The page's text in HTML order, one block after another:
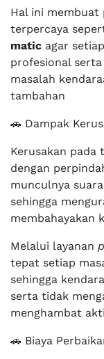
Hal ini membuat
terpercaya
matic agar
profesional
masalah
tambahan
🚗 Dampak
Kerusakan pada
dengan
munculnya
sehingga
membahayakan
Melalui layanan
tepat setiap
sehingga
serta tidak
menghambat
🚗 Biaya